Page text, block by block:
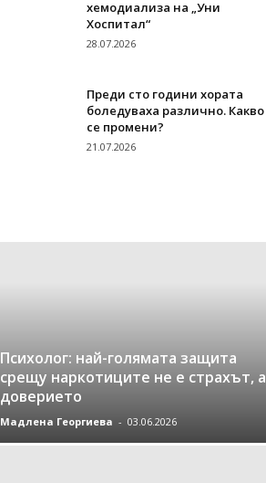
хемодиализа на „Уни
Хоспитал“
28.07.2026
Преди сто години хората
боледуваха различно. Какво
се промени?
21.07.2026
Психолог: най-голямата защита
срещу наркотиците не е страхът, а
доверието
Мадлена Георгиева - 03.06.2026